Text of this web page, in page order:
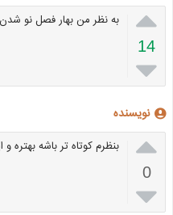

14

به نظر من بهار فصل نو
نویسنده

0

بنظرم کوتاه تر باشه